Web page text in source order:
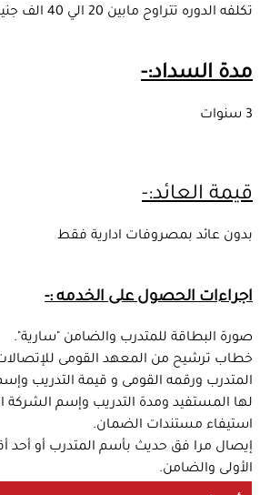
تكلفه الدوره تتراوح مابين 20 الي 40 الف جنيه
مدة السداد:-
3 سنوات
قيمة العائد:-
بدون عائد بمصروفات ادارية فقط
اجراءات الحصول على الخدمه :-
صورة البطاقة للمتدرب والضامن "سارية".
خطاب ترشيح من المعهد القومى
المتدرب ورقمه القومى و قيمة التدريب
لها المستفيد ومدة التدريب وإسم الشركة
استيفاء مستندات الضمان.
إيصال مرا فق حديث بأسم المتدرب أو أحد
الأولى والضامن.